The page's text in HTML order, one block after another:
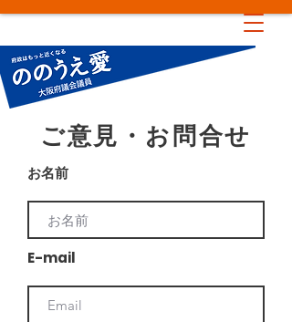
ご意見・お問合せ
お名前
E-mail